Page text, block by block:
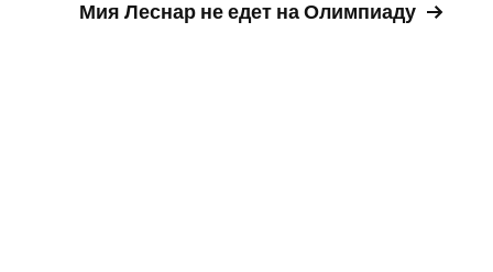
Мия Леснар не едет на Олимпиаду